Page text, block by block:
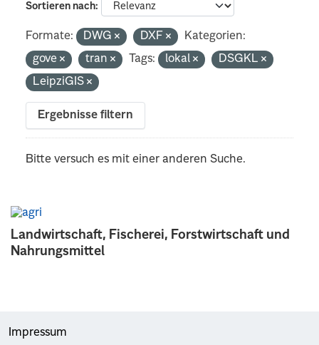
Landwirtschaft, Fischerei, Forstwirtschaft und
Nahrungsmittel
Sortieren nach
Formate: DWG DXF
Kategorien:
gove
tran Tags: lokal
DSGKL
LeipziGIS
Ergebnisse filtern
Bitte versuch es mit einer anderen Suche.
Impressum